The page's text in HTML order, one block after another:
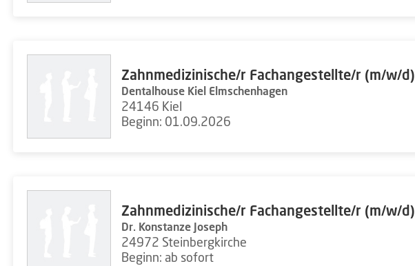
Zahnmedizinische/r Fachangestellte/r (m/w/d)
Dentalhouse Kiel Elmschenhagen
24146 Kiel
Beginn: 01.09.2026
Zahnmedizinische/r Fachangestellte/r (m/w/d)
Dr. Konstanze Joseph
24972 Steinbergkirche
Beginn: ab sofort